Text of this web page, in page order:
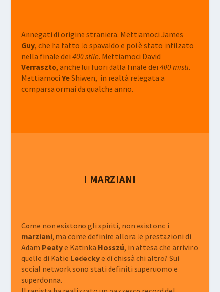
Annegati di origine straniera. Mettiamoci James
Guy, che ha fatto lo spavaldo e poi è stato infilzato
nella finale dei 400 stile. Mettiamoci David
Verraszto, anche lui fuori dalla finale dei 400 misti.
Mettiamoci YeShiwen, in realtà relegata a
comparsa ormai da qualche anno.
I MARZIANI
Come non esistono gli spiriti, non esistono i
marziani, ma come definire allora le prestazioni di
Adam Peatye Katinka Hosszú, in attesa che arrivino
quelle di Katie Ledeckye di chissà chi altro? Sui
social network sono stati definiti superuomo e
superdonna.